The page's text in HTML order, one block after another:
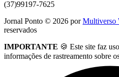
(37)99197-7625
Jornal Ponto © 2026 porMultiverso
reservados
IMPORTANTE 🍪 Este site faz
informações de rastreamento sobre